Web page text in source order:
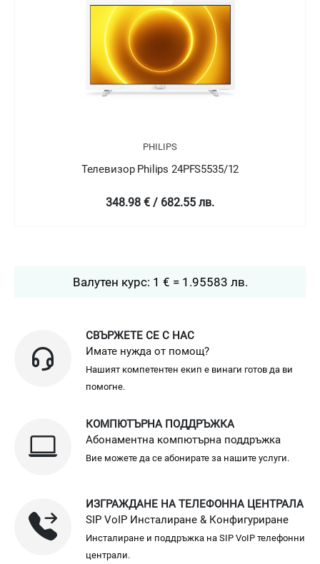
PHILIPS
Телевизор Philips 24PFT5505/05
349 € / 682.58 лв.
Валутен курс: 1 € = 1.95583 лв.
СВЪРЖЕТЕ СЕ С НАС
Имате нужда от помощ?
Нашият компетентен екип е винаги готов да ви
помогне.
КОМПЮТЪРНА ПОДДРЪЖКА
Абонаментна компютърна поддръжка
Вие можете да се абонирате за нашите услуги.
ИЗГРАЖДАНЕ НА ТЕЛЕФОННА ЦЕНТРАЛА
SIP VoIP Инсталиране & Конфигуриране
Инсталиране и поддръжка на SIP VoIP телефонни
централи.